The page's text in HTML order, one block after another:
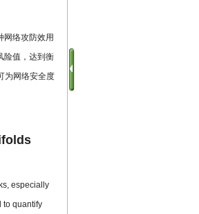
网络攻防效用
险值，达到衡
为网络安全度
especially
to quantify